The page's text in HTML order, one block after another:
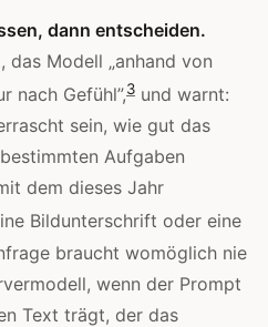
dann entscheiden.
das Modell „anhand von
nach Gefühl”,3 und warnt:
sein, wie gut das
Aufgaben
dem dieses Jahr
Bildunterschrift oder eine
braucht womöglich nie
wenn der Prompt
Text trägt, der das